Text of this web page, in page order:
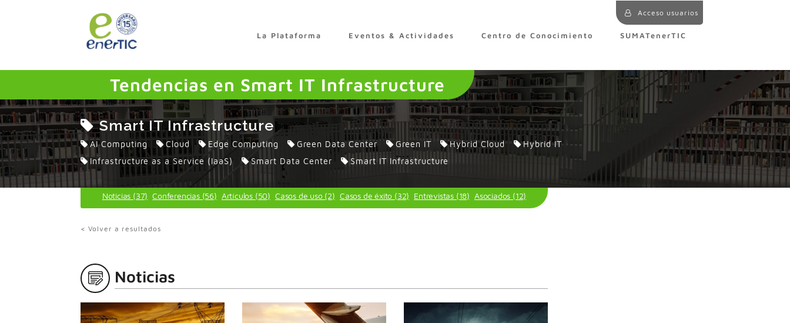
Acceso usuarios
La Plataforma Eventos & Actividades Centro de Conocimiento SUMATenerTIC
Tendencias en Smart IT Infrastructure
Smart IT Infrastructure
AI Computing Cloud Edge Computing Green Data Center Green IT Hybrid Cloud
Hybrid IT
Infrastructure as a Service (IaaS)
Smart Data Center Smart IT Infrastructure
Noticias (37) Conferencias (56) Artículos (50) Casos de uso (2) Casos de éxito (32) Entrevistas (18) Asociados (12)
< Volver a resultados
Noticias